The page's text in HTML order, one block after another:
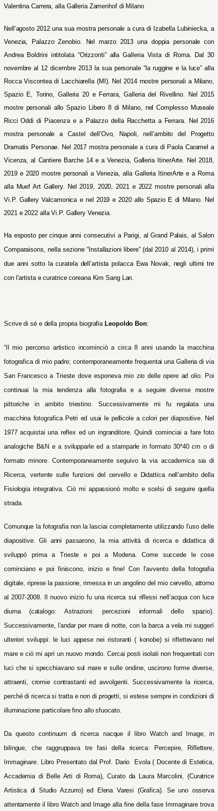
Valentina Carrera, alla Galleria Zamenhof di Milano
Nell’agosto 2012 una sua mostra personale a cura di Izabella Lubiniecka, a
Venezia, Palazzo Zenobio. Nel marzo 2013 una doppia personale con
Andrea Boldrini intitolata “Orizzonti” alla Galleria Vista di Roma. Dal 30
novembre al 12 dicembre 2013 la sua personale “la ruggine e la luce” alla
Rocca Viscontea di Lacchiarella (MI). Nel 2014 mostre personali a Milano,
Spazio E, Torino, Galleria 20 e Ferrara, Galleria del Rivellino. Nel 2015
mostre personali allo Spazio Libero 8 di Milano, nel Complesso Museale
Ricci Oddi di Piacenza e a Palazzo della Racchetta a Ferrara. Nel 2016
mostra personale a Castel dell’Ovo, Napoli, nell’ambito del Progetto
Dramatis Personae. Nel 2017 mostra personale a cura di Paola Caramel a
Vicenza, al Cantiere Barche 14 e a Venezia, Galleria ItinerArte. Nel 2018,
2019 e 2020 mostre personali a Venezia, alla Galleria ItinerArte e a Roma
alla Muef Art Gallery. Nel 2019, 2020, 2021 e 2022 mostre personali alla
Vi.P. Gallery Valcamonica e nel 2019 e 2020 allo Spazio E di Milano. Nel
2021 e 2022 alla Vi.P. Gallery Venezia.
Ha esposto per cinque anni consecutivi a Parigi, al Grand Palais, al Salon
Comparaisons, nella sezione “Installazioni libere” (dal 2010 al 2014), i primi
due anni sotto la curatela dell’artista polacca Ewa Novak, negli ultimi tre
con l’artista e curatrice coreana Kim Sang Lan.
Scrive di sé e della propria biografia Leopoldo Bon:
“Il mio percorso artistico incominciò a circa 8 anni usando la macchina
fotografica di mio padre; contemporaneamente frequentai una Galleria di via
San Francesco a Trieste dove esponeva mio zio delle opere ad olio. Poi
continuai la mia tendenza alla fotografia e a seguire diverse mostre
pittoriche in ambito triestino. Successivamente mi fu regalata una
macchina fotografica Petri ed usai le pellicole a colori per diapositive. Nel
1977 acquistai una reflex ed un ingranditore. Quindi cominciai a fare foto
analogiche B&N e a svilupparle ed a stamparle in formato 30*40 cm o di
formato minore. Contemporaneamente seguivo la via accademica sia di
Ricerca, vertente sulle funzioni del cervello e Didattica nell’ambito della
Fisiologia integrativa. Ciò mi appassionò molto e scelsi di seguire quella
strada.
Comunque la fotografia non la lasciai completamente utilizzando l’uso delle
diapositive.Gli anni passarono, la mia attività di ricerca e didattica di
sviluppò prima a Trieste e poi a Modena. Come succede le cose
cominciano e poi finiscono, inizio e fine!Con l’avvento della fotografia
digitale, riprese la passione, rimessa in un angolino del mio cervello, attorno
al 2007-2008. Il nuovo inizio fu una ricerca sui riflessi nell’acqua con luce
diurna (catalogo: Astrazioni: percezioni informali dello spazio).
Successivamente, l’andar per mare di notte, con la barca a vela mi suggerì
ulteriori sviluppi: le luci appese nei ristoranti ( konobe) si riflettevano nel
mare e ciò mi aprì un nuovo mondo. Cercai posti isolati non frequentati con
luci che si specchiavano sul mare e sulle ondine, uscirono forme diverse,
attraenti, cromie contrastanti ed avvolgenti. Successivamente la ricerca,
perché di ricerca si tratta e non di progetti, si estese sempre in condizioni di
illuminazione particolare fino allo sfuocato.
Da questo continuum di ricerca nacque il libro Watch and Image, in
bilingue, che raggruppava tre fasi della ricerca: Percepire, Riflettere,
Immaginare. Libro Presentato dal Prof. Dario Evola ( Docente di Estetica,
Accademia di Belle Arti di Roma), Curato da Laura Marcolini, (Curatrice
Artistica di Studio Azzurro) ed Elena Varesi (Grafica).Se uno osserva
attentamente il libro Watch and Image alla fine della fase Immaginare trova